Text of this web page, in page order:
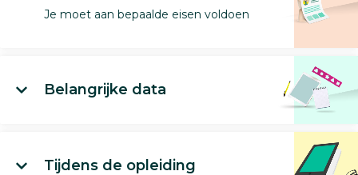
Je moet aan bepaalde eisen voldoen
Belangrijke data
Tijdens de opleiding